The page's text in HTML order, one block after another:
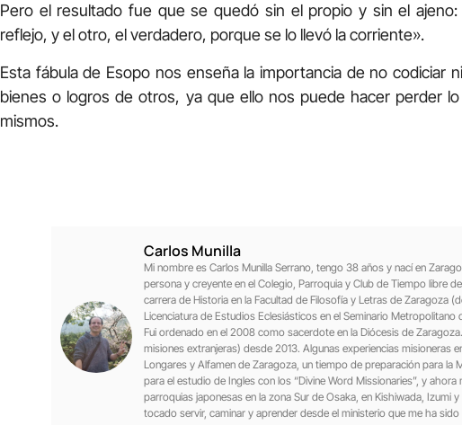
Pero el resultado fue que se quedó sin el propio y sin el
reflejo, y el otro, el verdadero, porque se lo llevó la corriente».
Esta fábula de Esopo nos enseña la importancia de no codiciar
bienes o logros de otros, ya que ello nos puede hacer perder
mismos.
Carlos Munilla
Mi nombre es Carlos Munilla Serrano, tengo 38 años y nací en
persona y creyente en el Colegio, Parroquia y Club de Tiempo libre
carrera de Historia en la Facultad de Filosofía y Letras de Zaragoza
Licenciatura de Estudios Eclesiásticos en el Seminario
Fui ordenado en el 2008 como sacerdote en la Diócesis de
misiones extranjeras) desde 2013. Algunas experiencias misioneras
Longares y Alfamen de Zaragoza, un tiempo de preparación para la
para el estudio de Ingles con los “Divine Word Missionaries”, y
parroquias japonesas en la zona Sur de Osaka, en Kishiwada, Izumi
tocado servir, caminar y aprender desde el ministerio que me ha